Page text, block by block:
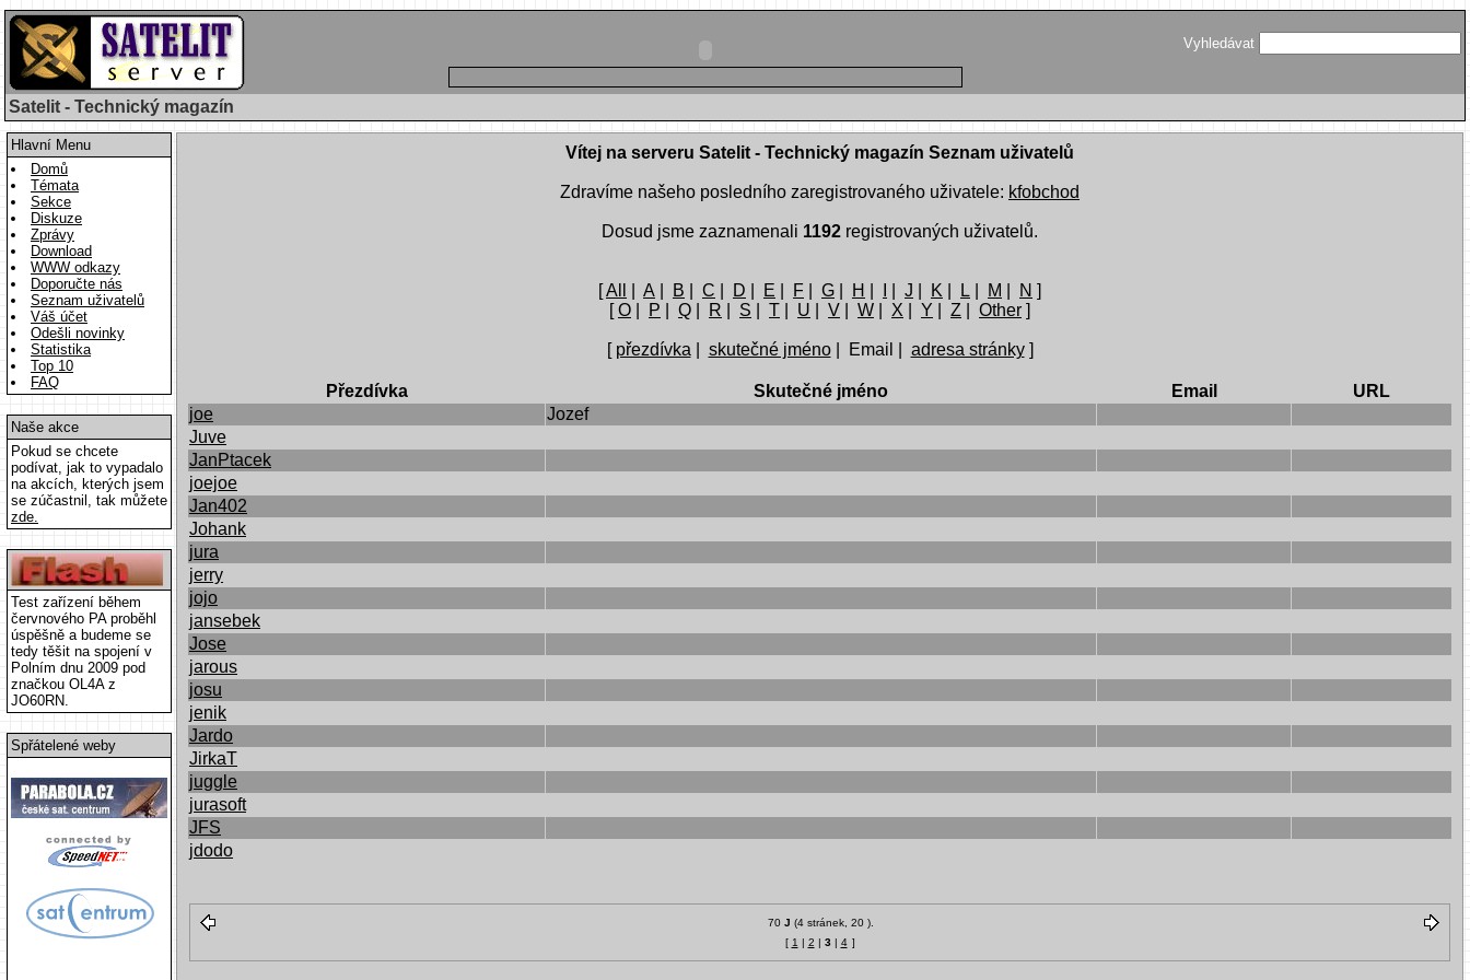
Vyhledávat
Satelit - Technický magazín
Hlavní Menu
Domů
Témata
Sekce
Diskuze
Zprávy
Download
WWW odkazy
Doporučte nás
Seznam uživatelů
Váš účet
Odešli novinky
Statistika
Top 10
FAQ
Naše akce
Pokud se chcete
podívat, jak to vypadalo
na akcích, kterých jsem
se zúčastnil, tak můžete
zde.
Test zařízení během
červnového PA proběhl
úspěšně a budeme se
tedy těšit na spojení v
Polním dnu 2009 pod
značkou OL4A z
JO60RN.
Spřátelené weby
Vítej na serveru Satelit - Technický magazín Seznam uživatelů
Zdravíme našeho posledního zaregistrovaného uživatele: kfobchod
Dosud jsme zaznamenali 1192 registrovaných uživatelů.
[All A B C D E F G H J K L M N ]
[O P Q R S T U V W X Y Z Other ]
[ přezdívka skutečné jméno| Email | adresa stránky]
Přezdívka Skutečné jméno Email
URL
joe
Jozef
Juve
JanPtacek
joejoe
Jan402
Johank
jura
jerry
jojo
jansebek
Jose
jarous
josu
jenik
Jardo
JirkaT
juggle
jurasoft
JFS
jdodo
70 J (4 stránek, 20 ).
[ 1 | 2 | 3| 4 ]